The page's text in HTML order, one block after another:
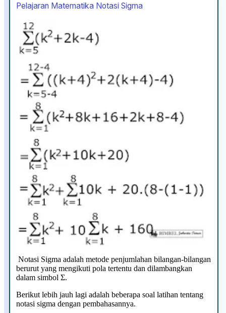
Pelajaran Matematika Notasi Sigma
Notasi Sigma adalah metode penjumlahan bilangan-bilangan
berurut yang mengikuti pola tertentu dan dilambangkan
dalam simbol Σ.
Berikut lebih jauh lagi adalah beberapa soal latihan tentang
notasi sigma dengan pembahasannya.